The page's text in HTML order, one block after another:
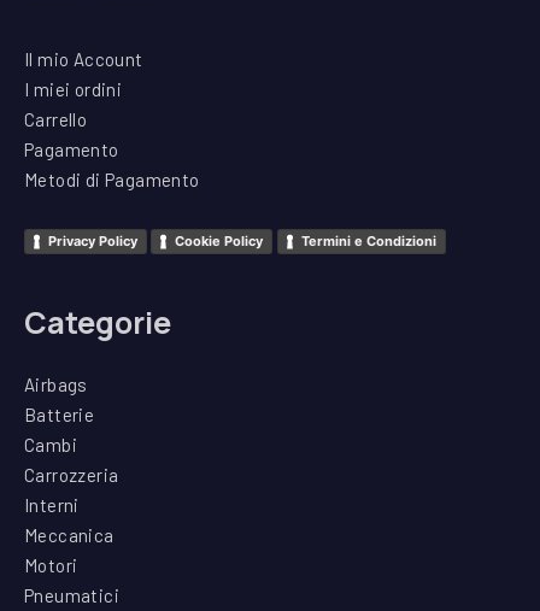
Il mio Account
I miei ordini
Carrello
Pagamento
Metodi di Pagamento
Privacy Policy Cookie Policy Termini e Condizioni
Categorie
Airbags
Batterie
Cambi
Carrozzeria
Interni
Meccanica
Motori
Pneumatici